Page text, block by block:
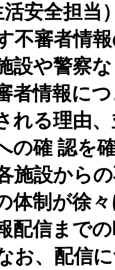
活安全担
不審者情
設や警察
者情報に
れる理由
の確 認を
施設から
体制が徐
配信まで
お、配信